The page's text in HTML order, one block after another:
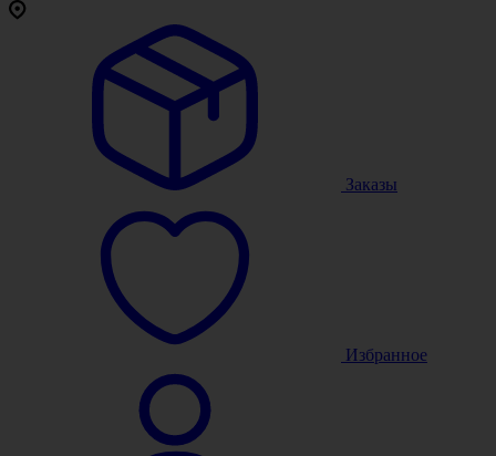
Заказы
Избранное